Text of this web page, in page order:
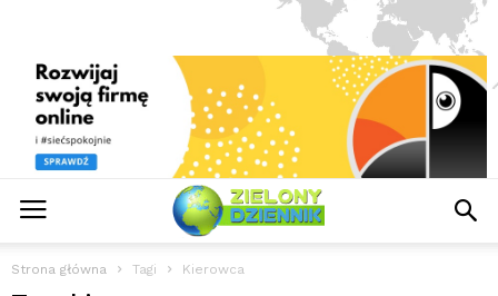
Strona główna Tagi Kierowca